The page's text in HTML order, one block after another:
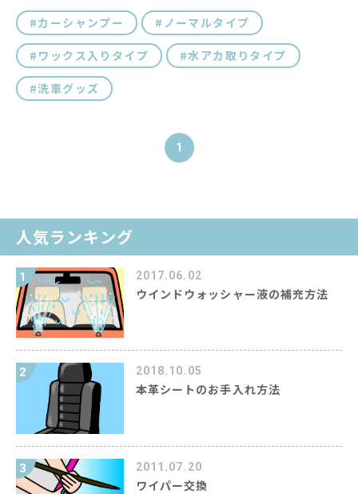
カーシャンプー ノーマルタイプ
ワックス入りタイプ 水アカ取りタイプ
洗車グッズ
1
人気ランキング
1 2017.06.02
ウインドウォッシャー液の補充方法
2 2018.10.05
本革シートのお手入れ方法
3 2011.07.20
ワイパー交換